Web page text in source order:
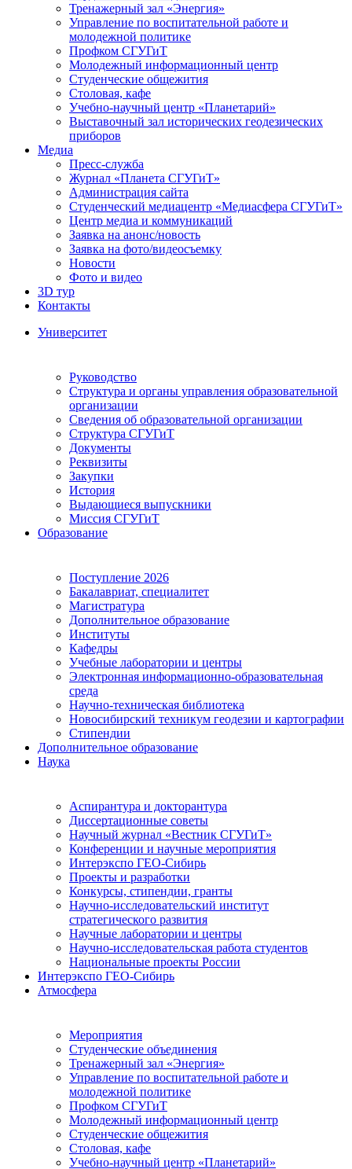
Тренажерный зал «Энергия»
Управление по воспитательной работе и
молодежной политике
Профком СГУГиТ
Молодежный информационный центр
Студенческие общежития
Столовая, кафе
Учебно-научный центр «Планетарий»
Выставочный зал исторических геодезических
приборов
Медиа
Пресс-служба
Журнал «Планета СГУГиТ»
Администрация сайта
Студенческий медиацентр «Медиасфера СГУГиТ»
Центр медиа и коммуникаций
Заявка на анонс/новость
Заявка на фото/видеосъемку
Новости
Фото и видео
3D тур
Контакты
Университет
Руководство
Структура и органы управления образовательной
организации
Сведения об образовательной организации
Структура СГУГиТ
Документы
Реквизиты
Закупки
История
Выдающиеся выпускники
Миссия СГУГиТ
Образование
Поступление 2026
Бакалавриат, специалитет
Магистратура
Дополнительное образование
Институты
Кафедры
Учебные лаборатории и центры
Электронная информационно-образовательная
среда
Научно-техническая библиотека
Новосибирский техникум геодезии и картографии
Стипендии
Дополнительное образование
Наука
Аспирантура и докторантура
Диссертационные советы
Научный журнал «Вестник СГУГиТ»
Конференции и научные мероприятия
Интерэкспо ГЕО-Сибирь
Проекты и разработки
Конкурсы, стипендии, гранты
Научно-исследовательский институт
стратегического развития
Научные лаборатории и центры
Научно-исследовательская работа студентов
Национальные проекты России
Интерэкспо ГЕО-Сибирь
Атмосфера
Мероприятия
Студенческие объединения
Тренажерный зал «Энергия»
Управление по воспитательной работе и
молодежной политике
Профком СГУГиТ
Молодежный информационный центр
Студенческие общежития
Столовая, кафе
Учебно-научный центр «Планетарий»